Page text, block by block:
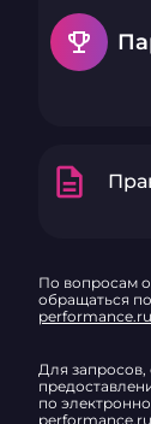
emoji_events
description
По вопросам
обращаться
performance.ru
Для запросов,
по
performance.ru